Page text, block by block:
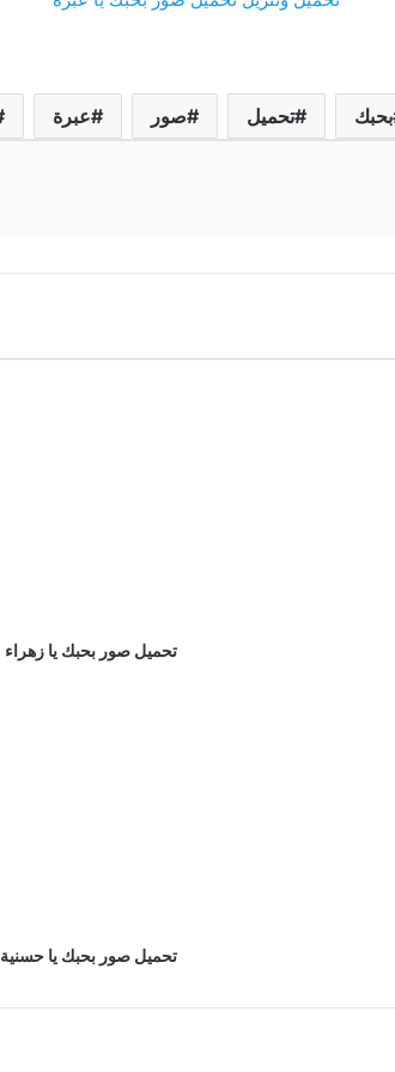
بحبك تحميل صور عبرة
تحميل صور بحبك يا زهراء
تحميل صور بحبك يا حسنية